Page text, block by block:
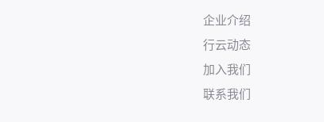
企业介绍
行云动态
加入我们
联系我们